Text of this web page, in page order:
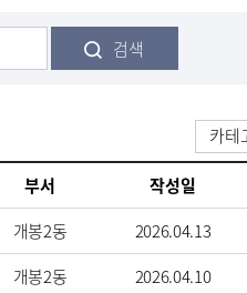
검색
부서 작성일
개봉2동 2026.04.13
개봉2동 2026.04.10